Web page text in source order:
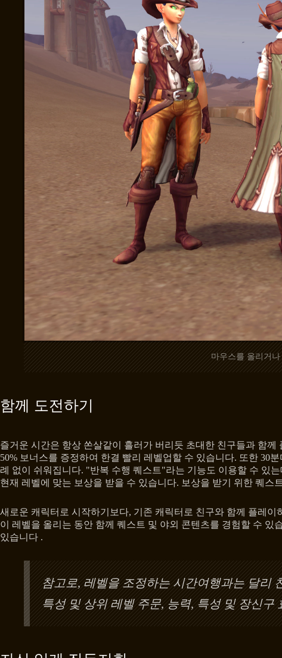
마우스를 올리거
함께 도전하기
즐거운 시간은 항상 쏜살같이 흘러가 버리듯 초대한 친구들과 함
50% 보너스를 증정하여 한결 빨리 레벨업할 수 있습니다. 또한 30
례 없이 쉬워집니다. "반복 수행 퀘스트"라는 기능도 이용할 수 있
현재 레벨에 맞는 보상을 받을 수 있습니다. 보상을 받기 위한 퀘스
새로운 캐릭터로 시작하기보다, 기존 캐릭터로 친구와 함께 플레
이 레벨을 올리는 동안 함께 퀘스트 및 야외 콘텐츠를 경험할 수
있습니다 .
참고로, 레벨을 조정하는 시간여행과는 달리
특성 및 상위 레벨 주문, 능력, 특성 및 장신구